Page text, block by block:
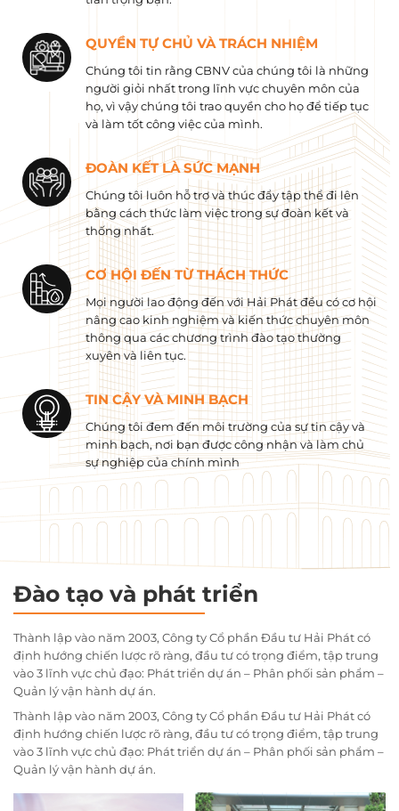
QUYỀN TỰ CHỦ VÀ TRÁCH NHIỆM
Chúng tôi tin rằng CBNV của chúng tôi là những
người giỏi nhất trong lĩnh vực chuyên môn của
họ, vì vậy chúng tôi trao quyền cho họ để tiếp tục
và làm tốt công việc của mình.
ĐOÀN KẾT LÀ SỨC MẠNH
Chúng tôi luôn hỗ trợ và thúc đẩy tập thể đi lên
bằng cách thức làm việc trong sự đoàn kết và
thống nhất.
CƠ HỘI ĐẾN TỪ THÁCH THỨC
Mọi người lao động đến với Hải Phát đều có cơ hội
nâng cao kinh nghiệm và kiến ​​thức chuyên môn
thông qua các chương trình đào tạo thường
xuyên và liên tục.
TIN CẬY VÀ MINH BẠCH
Chúng tôi đem đến môi trường của sự tin cậy và
minh bạch, nơi bạn được công nhận và làm chủ
sự nghiệp của chính mình
Đào tạo và phát triển
Thành lập vào năm 2003, Công ty Cổ phần Đầu tư Hải Phát có
định hướng chiến lược rõ ràng, đầu tư có trọng điểm, tập trung
vào 3 lĩnh vực chủ đạo: Phát triển dự án – Phân phối sản phẩm –
Quản lý vận hành dự án.
Thành lập vào năm 2003, Công ty Cổ phần Đầu tư Hải Phát có
định hướng chiến lược rõ ràng, đầu tư có trọng điểm, tập trung
vào 3 lĩnh vực chủ đạo: Phát triển dự án – Phân phối sản phẩm –
Quản lý vận hành dự án.